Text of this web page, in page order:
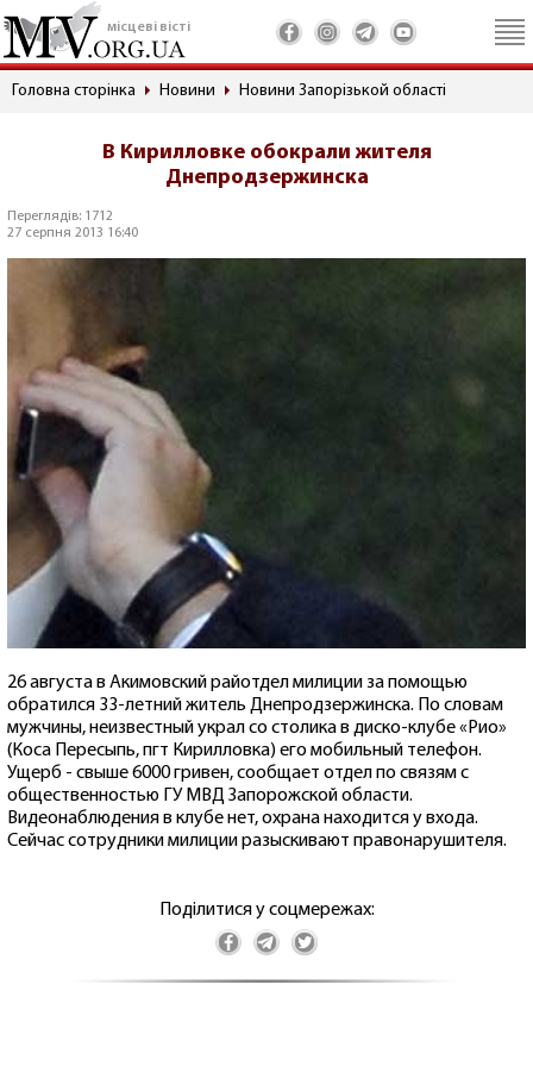
місцеві вісті
Головна сторінка Новини Новини Запорізькой області
В Кирилловке обокрали жителя
Днепродзержинска
Переглядів: 1712
27 серпня 2013 16:40
26 августа в Акимовский райотдел милиции за помощью
обратился 33-летний житель Днепродзержинска. По словам
мужчины, неизвестный украл со столика в диско-клубе «Рио»
(Коса Пересыпь, пгт Кирилловка) его мобильный телефон.
Ущерб - свыше 6000 гривен, сообщает отдел по связям с
общественностью ГУ МВД Запорожской области.
Видеонаблюдения в клубе нет, охрана находится у входа.
Сейчас сотрудники милиции разыскивают правонарушителя.
Поділитися у соцмережах: